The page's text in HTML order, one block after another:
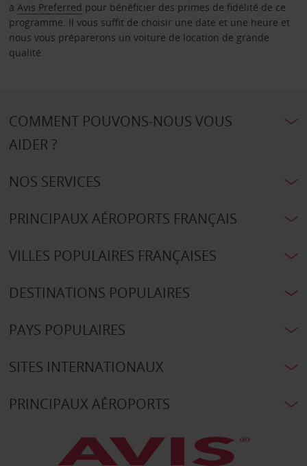
à Avis Preferred pour bénéficier des primes de fidélité de ce
programme. Il vous suffit de choisir une date et une heure et
nous vous préparerons un voiture de location de grande
qualité.
COMMENT POUVONS-NOUS VOUS
AIDER ?
NOS SERVICES
PRINCIPAUX AÉROPORTS FRANÇAIS
VILLES POPULAIRES FRANÇAISES
DESTINATIONS POPULAIRES
PAYS POPULAIRES
SITES INTERNATIONAUX
PRINCIPAUX AÉROPORTS